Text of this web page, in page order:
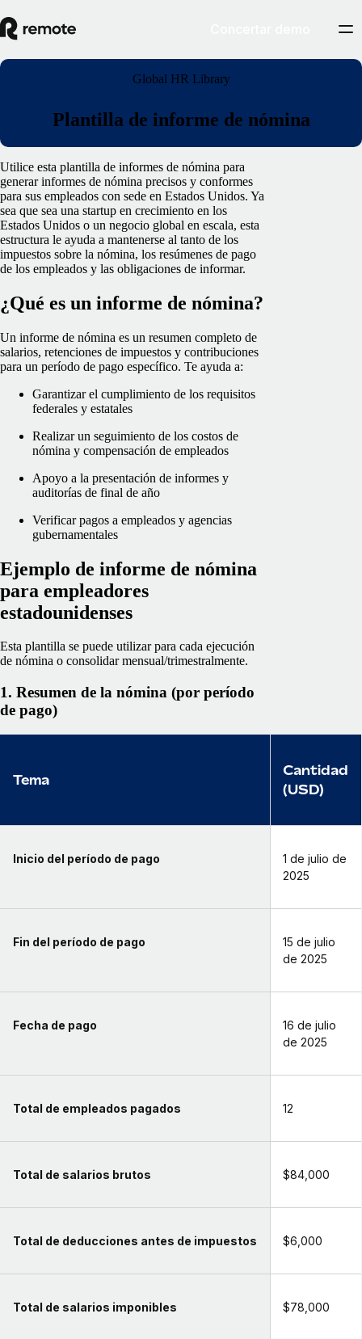
Global HR Library
Plantilla de informe de nómina
Utilice esta plantilla de informes de nómina para
generar informes de nómina precisos y conformes
para sus empleados con sede en Estados Unidos. Ya
sea que sea una startup en crecimiento en los
Estados Unidos o un negocio global en escala, esta
estructura le ayuda a mantenerse al tanto de los
impuestos sobre la nómina, los resúmenes de pago
de los empleados y las obligaciones de informar.
¿Qué es un informe de nómina?
Un informe de nómina es un resumen completo de
salarios, retenciones de impuestos y contribuciones
para un período de pago específico. Te ayuda a:
Garantizar el cumplimiento de los requisitos
federales y estatales
Realizar un seguimiento de los costos de
nómina y compensación de empleados
Apoyo a la presentación de informes y
auditorías de final de año
Verificar pagos a empleados y agencias
gubernamentales
Ejemplo de informe de nómina
para empleadores
estadounidenses
Esta plantilla se puede utilizar para cada ejecución
de nómina o consolidar mensual/trimestralmente.
1. Resumen de la nómina (por período
de pago)
Tema
Cantidad
(USD)
Inicio del período de pago
1 de julio de
2025
Fin del período de pago
15 de julio
de 2025
Fecha de pago
16 de julio
de 2025
Total de empleados pagados 12
Total de salarios brutos $84,000
Total de deducciones antes de impuestos $6,000
Total de salarios imponibles $78,000